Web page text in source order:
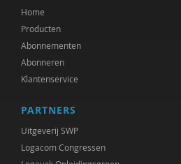
Josje Dikkers
Joep Dohmen
Simone van Dongen
Iris Hartog
Home
Producten
Abonnementen
Abonneren
Klantenservice
PARTNERS
Uitgeverij SWP
Logacom Congressen